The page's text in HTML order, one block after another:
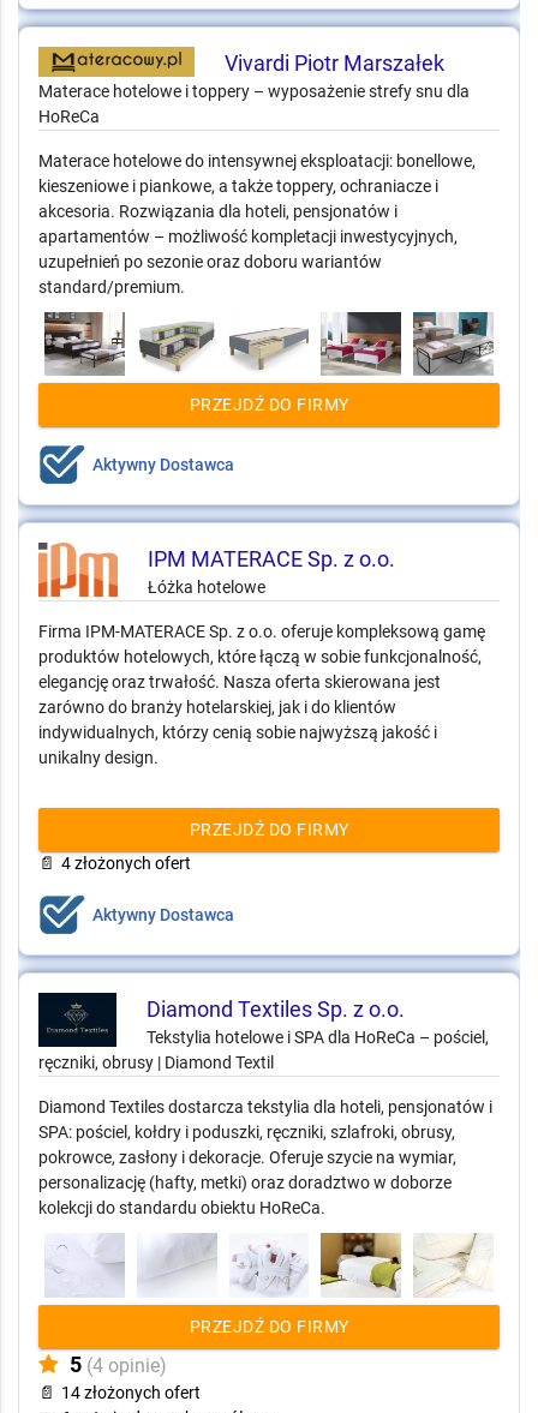
Vivardi Piotr Marszałek
Materace hotelowe i toppery – wyposażenie strefy snu dla
HoReCa
Materace hotelowe do intensywnej eksploatacji: bonellowe,
kieszeniowe i piankowe, a także toppery, ochraniacze i
akcesoria. Rozwiązania dla hoteli, pensjonatów i
apartamentów – możliwość kompletacji inwestycyjnych,
uzupełnień po sezonie oraz doboru wariantów
standard/premium.
PRZEJDŹ DO FIRMY
Aktywny Dostawca
IPM MATERACE Sp. z o.o.
Łóżka hotelowe
Firma IPM-MATERACE Sp. z o.o. oferuje kompleksową gamę
produktów hotelowych, które łączą w sobie funkcjonalność,
elegancję oraz trwałość. Nasza oferta skierowana jest
zarówno do branży hotelarskiej, jak i do klientów
indywidualnych, którzy cenią sobie najwyższą jakość i
unikalny design.
📄 4 złożonych ofert
Aktywny Dostawca
Diamond Textiles Sp. z o.o.
Tekstylia hotelowe i SPA dla HoReCa – pościel,
ręczniki, obrusy | Diamond Textil
Diamond Textiles dostarcza tekstylia dla hoteli, pensjonatów i
SPA: pościel, kołdry i poduszki, ręczniki, szlafroki, obrusy,
pokrowce, zasłony i dekoracje. Oferuje szycie na wymiar,
personalizację (hafty, metki) oraz doradztwo w doborze
kolekcji do standardu obiektu HoReCa.